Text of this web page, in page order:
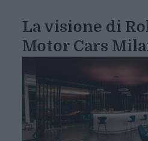
La visione di
Motor Cars